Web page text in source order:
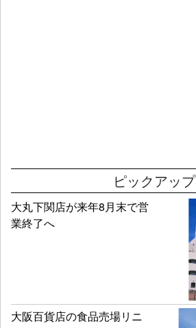
ピックアップ
大丸下関店が来年8月末で営
業終了へ
大阪百貨店の食品売場リニ